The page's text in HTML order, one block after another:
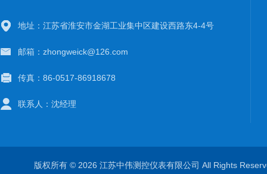
地址：江苏省淮安市金湖工业集中区建设西路东4-4号
邮箱：zhongweick@126.com
传真：86-0517-86918678
联系人：沈经理
版权所有 © 2026 江苏中伟测控仪表有限公司 All Rights